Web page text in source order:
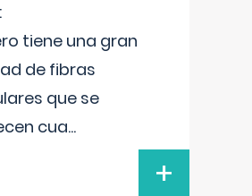
tiene una gran
de fibras
que se
cua...
+